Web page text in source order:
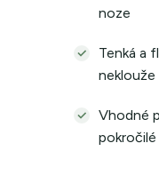
noze
Tenká a
neklouže
Vhodné
pokročilé